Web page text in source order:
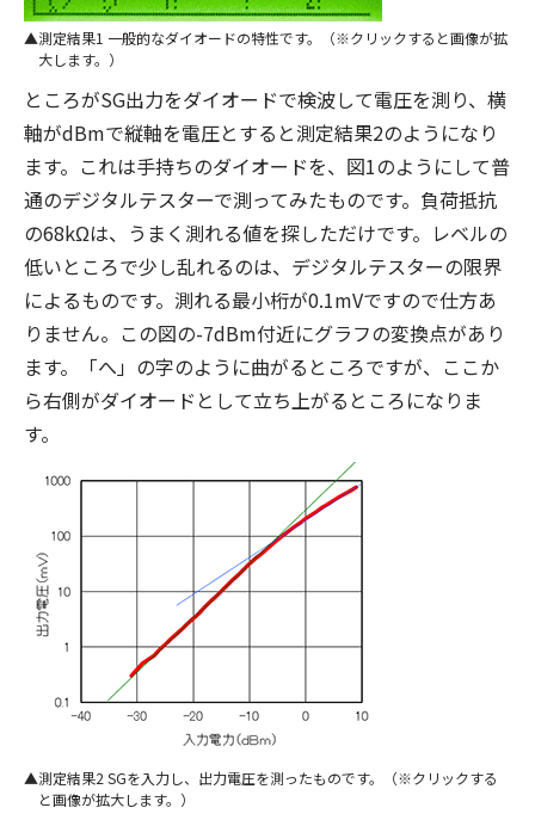
測定結果1 一般的なダイオードの特性です。（※クリックすると画像が拡
大します。）
ところがSG出力をダイオードで検波して電圧を測り、横
軸がdBmで縦軸を電圧とすると測定結果2のようになり
ます。これは手持ちのダイオードを、図1のようにして普
通のデジタルテスターで測ってみたものです。負荷抵抗
の68kΩは、うまく測れる値を探しただけです。レベルの
低いところで少し乱れるのは、デジタルテスターの限界
によるものです。測れる最小桁が0.1mVですので仕方あ
りません。この図の-7dBm付近にグラフの変換点があり
ます。「へ」の字のように曲がるところですが、ここか
ら右側がダイオードとして立ち上がるところになりま
す。
測定結果2 SGを入力し、出力電圧を測ったものです。（※クリックする
と画像が拡大します。）